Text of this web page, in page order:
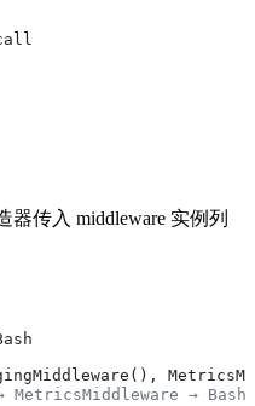
器传入 middleware 实例列
→ MetricsMiddleware →